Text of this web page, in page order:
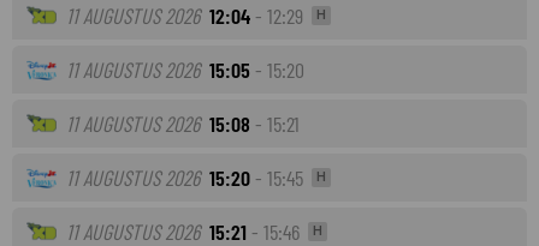
11 AUGUSTUS 2026 12:04 - 12:29 H
11 AUGUSTUS 2026 15:05 - 15:20
11 AUGUSTUS 2026 15:08 - 15:21
11 AUGUSTUS 2026 15:20 - 15:45 H
11 AUGUSTUS 2026 15:21 - 15:46 H